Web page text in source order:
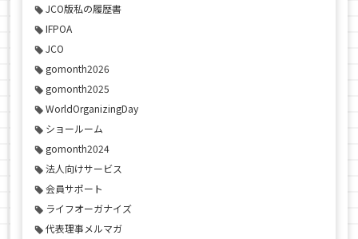
JCO版私の履歴書
IFPOA
JCO
gomonth2026
gomonth2025
WorldOrganizingDay
ショールーム
gomonth2024
法人向けサービス
会員サポート
ライフオーガナイズ
代表理事メルマガ